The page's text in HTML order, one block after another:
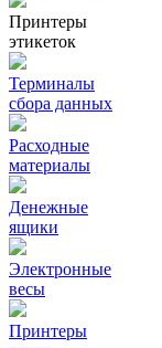
Принтеры
этикеток
Терминалы
сбора данных
Расходные
материалы
Денежные
ящики
Электронные
весы
Принтеры